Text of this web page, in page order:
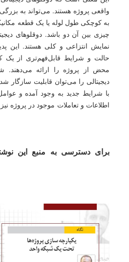
واقعی پروژه هستند. می‌تواند به
به کوچکی طول لوله یا یک قطعه
چیزی بین آن دو باشد. دوقلوهای
نمایش انتزاعی و کلی هستند. این
حالت و شرایط قابل‌فهم‌تری از یک
محض از پروژه را ارائه می‌دهند.
دیجیتالی را می‌توان قابلیت سازگار
با شرایط جدید به وجود آمده و
اطلاعات و تعاملات موجود در پروژه
برای دسترسی به منبع این